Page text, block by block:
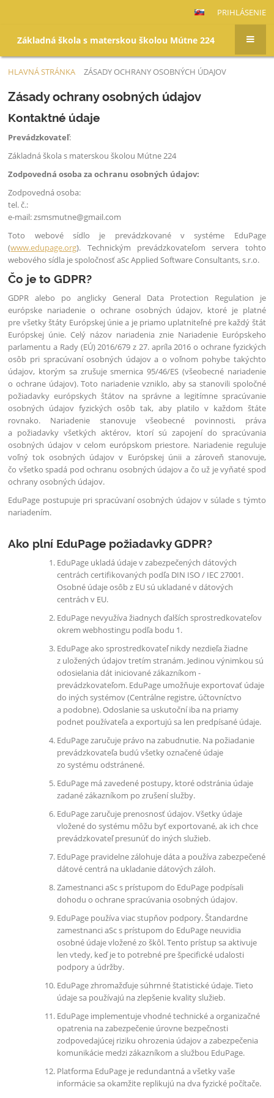
PRIHLÁSENIE
Základná škola s materskou školou Mútne 224
HLAVNÁ STRÁNKA ZÁSADY OCHRANY OSOBNÝCH ÚDAJOV
Zásady
ochrany
osobných
údajov
Zásady ochrany osobných údajov
Kontaktné údaje
Prevádzkovateľ:
Základná škola s materskou školou Mútne 224
Zodpovedná osoba za ochranu osobných údajov:
Zodpovedná osoba:
tel. č.:
e-mail: zsmsmutne@gmail.com
Toto webové sídlo je prevádzkované v systéme EduPage
(www.edupage.org). Technickým prevádzkovateľom servera tohto
webového sídla je spoločnosť aSc Applied Software Consultants, s.r.o.
Čo je to GDPR?
GDPR alebo po anglicky General Data Protection Regulation je
európske nariadenie o ochrane osobných údajov, ktoré je platné
pre všetky štáty Európskej únie a je priamo uplatniteľné pre každý štát
Európskej únie. Celý názov nariadenia znie Nariadenie Európskeho
parlamentu a Rady (EÚ) 2016/679 z 27. apríla 2016 o ochrane fyzických
osôb pri spracúvaní osobných údajov a o voľnom pohybe takýchto
údajov, ktorým sa zrušuje smernica 95/46/ES (všeobecné nariadenie
o ochrane údajov). Toto nariadenie vzniklo, aby sa stanovili spoločné
požiadavky európskych štátov na správne a legitímne spracúvanie
osobných údajov fyzických osôb tak, aby platilo v každom štáte
rovnako. Nariadenie stanovuje všeobecné povinnosti, práva
a požiadavky všetkých aktérov, ktorí sú zapojení do spracúvania
osobných údajov v celom európskom priestore. Nariadenie reguluje
voľný tok osobných údajov v Európskej únii a zároveň stanovuje,
čo všetko spadá pod ochranu osobných údajov a čo už je vyňaté spod
ochrany osobných údajov.
EduPage postupuje pri spracúvaní osobných údajov v súlade s týmto
nariadením.
Ako plní EduPage požiadavky GDPR?
EduPage ukladá údaje v zabezpečených dátových
centrách certifikovaných podľa DIN ISO / IEC 27001.
Osobné údaje osôb z EU sú ukladané v dátových
centrách v EU.
EduPage nevyužíva žiadnych ďalších sprostredkovateľov
okrem webhostingu podľa bodu 1.
EduPage ako sprostredkovateľ nikdy nezdieľa žiadne
z uložených údajov tretím stranám. Jedinou výnimkou sú
odosielania dát iniciované zákazníkom -
prevádzkovateľom. EduPage umožňuje exportovať údaje
do iných systémov (Centrálne registre, účtovníctvo
a podobne). Odoslanie sa uskutoční iba na priamy
podnet používateľa a exportujú sa len predpísané údaje.
EduPage zaručuje právo na zabudnutie. Na požiadanie
prevádzkovateľa budú všetky označené údaje
zo systému odstránené.
EduPage má zavedené postupy, ktoré odstránia údaje
zadané zákazníkom po zrušení služby.
EduPage zaručuje prenosnosť údajov. Všetky údaje
vložené do systému môžu byť exportované, ak ich chce
prevádzkovateľ presunúť do iných služieb.
EduPage pravidelne zálohuje dáta a používa zabezpečené
dátové centrá na ukladanie dátových záloh.
Zamestnanci aSc s prístupom do EduPage podpísali
dohodu o ochrane spracúvania osobných údajov.
EduPage používa viac stupňov podpory. Štandardne
zamestnanci aSc s prístupom do EduPage neuvidia
osobné údaje vložené zo škôl. Tento prístup sa aktivuje
len vtedy, keď je to potrebné pre špecifické udalosti
podpory a údržby.
EduPage zhromažďuje súhrnné štatistické údaje. Tieto
údaje sa používajú na zlepšenie kvality služieb.
EduPage implementuje vhodné technické a organizačné
opatrenia na zabezpečenie úrovne bezpečnosti
zodpovedajúcej riziku ohrozenia údajov a zabezpečenia
komunikácie medzi zákazníkom a službou EduPage.
Platforma EduPage je redundantná a všetky vaše
informácie sa okamžite replikujú na dva fyzické počítače.